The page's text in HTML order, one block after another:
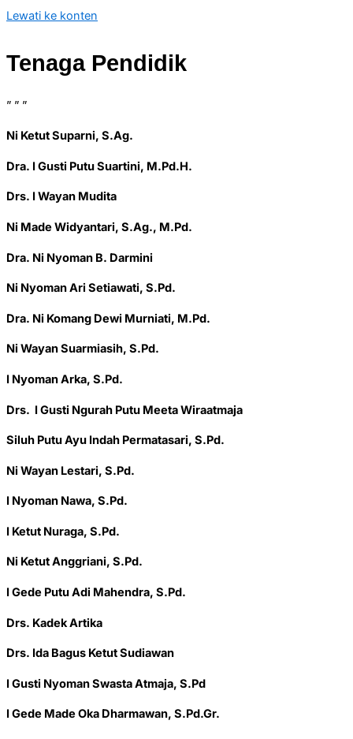
Lewati ke konten
Tenaga Pendidik
” ” ”
Ni Ketut Suparni, S.Ag.
Dra. I Gusti Putu Suartini, M.Pd.H.
Drs. I Wayan Mudita
Ni Made Widyantari, S.Ag., M.Pd.
Dra. Ni Nyoman B. Darmini
Ni Nyoman Ari Setiawati, S.Pd.
Dra. Ni Komang Dewi Murniati, M.Pd.
Ni Wayan Suarmiasih, S.Pd.
I Nyoman Arka, S.Pd.
Drs. I Gusti Ngurah Putu Meeta Wiraatmaja
Siluh Putu Ayu Indah Permatasari, S.Pd.
Ni Wayan Lestari, S.Pd.
I Nyoman Nawa, S.Pd.
I Ketut Nuraga, S.Pd.
Ni Ketut Anggriani, S.Pd.
I Gede Putu Adi Mahendra, S.Pd.
Drs. Kadek Artika
Drs. Ida Bagus Ketut Sudiawan
I Gusti Nyoman Swasta Atmaja, S.Pd
I Gede Made Oka Dharmawan, S.Pd.Gr.